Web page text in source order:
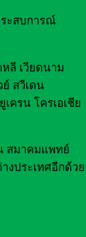
ะสบการณ์
ลี เวียดนาม
สวีเดน
ครน โครเอเชีย
สมาคมแพทย์
งประเทศอีกด้วย